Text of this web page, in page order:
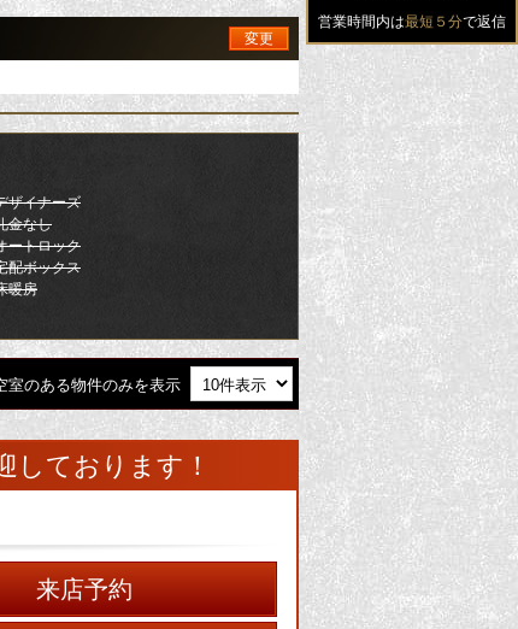
変更
ザイナーズ
金なし
ートロック
配ボックス
暖房
室のある物件のみを表示
しております！
来店予約
営業時間内は最短５分で返信